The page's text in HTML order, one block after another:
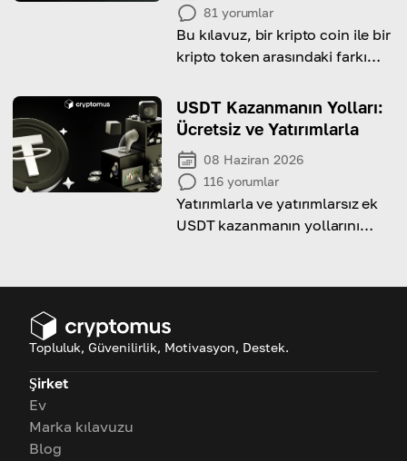
81 yorumlar
Bu kılavuz, bir kripto coin ile bir
kripto token arasındaki farkı
farkın neden önemli olduğunu
anlatacaktır!
USDT Kazanmanın Yolları:
Ücretsiz ve Yatırımlarla
08 Haziran 2026
116 yorumlar
Yatırımlarla ve yatırımlarsız ek
USDT kazanmanın yollarını
Topluluk, Güvenilirlik, Motivasyon, Destek.
Şirket
Ev
Marka kılavuzu
Blog